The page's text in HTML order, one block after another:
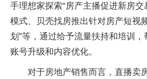
手理想家探索“房产主播促进新房交
模式、贝壳找房推出针对房产短视
划”等，通过给予流量扶持和培训
账号升级和内容优化。
对于房地产销售而言，直播卖